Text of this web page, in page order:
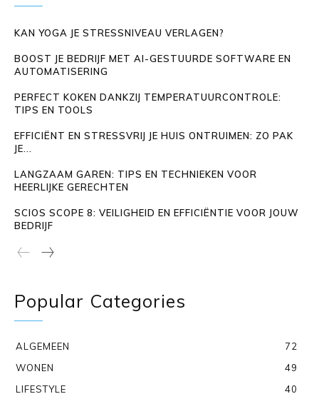
KAN YOGA JE STRESSNIVEAU VERLAGEN?
BOOST JE BEDRIJF MET AI-GESTUURDE SOFTWARE EN
AUTOMATISERING
PERFECT KOKEN DANKZIJ TEMPERATUURCONTROLE:
TIPS EN TOOLS
EFFICIËNT EN STRESSVRIJ JE HUIS ONTRUIMEN: ZO PAK
JE...
LANGZAAM GAREN: TIPS EN TECHNIEKEN VOOR
HEERLIJKE GERECHTEN
SCIOS SCOPE 8: VEILIGHEID EN EFFICIËNTIE VOOR JOUW
BEDRIJF
Popular Categories
ALGEMEEN
72
WONEN
49
LIFESTYLE
40